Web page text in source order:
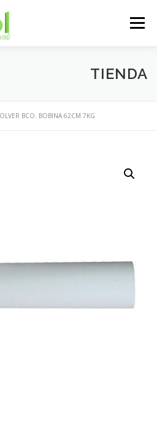
Menú
TIENDA
BCO. BOBINA 62CM 7KG